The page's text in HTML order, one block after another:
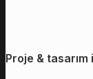
Proje &